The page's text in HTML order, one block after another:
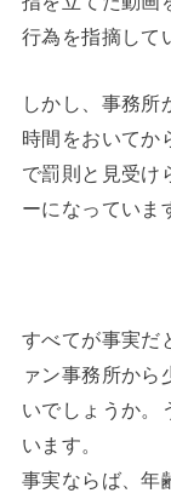
行為を指摘して
しかし、事務
時間をおいてか
で罰則と見受け
ーになっていま
すべてが事実だ
ァン事務所から
いでしょうか。
います。
事実ならば、年